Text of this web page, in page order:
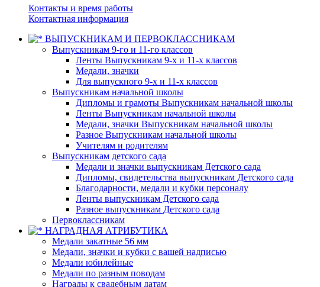
Контакты и время работы
Контактная информация
ВЫПУСКНИКАМ И ПЕРВОКЛАССНИКАМ
Выпускникам 9-го и 11-го классов
Ленты Выпускникам 9-х и 11-х классов
Медали, значки
Для выпускного 9-х и 11-х классов
Выпускникам начальной школы
Дипломы и грамоты Выпускникам начальной школы
Ленты Выпускникам начальной школы
Медали, значки Выпускникам начальной школы
Разное Выпускникам начальной школы
Учителям и родителям
Выпускникам детского сада
Медали и значки выпускникам Детского сада
Дипломы, свидетельства выпускникам Детского сада
Благодарности, медали и кубки персоналу
Ленты выпускникам Детского сада
Разное выпускникам Детского сада
Первоклассникам
НАГРАДНАЯ АТРИБУТИКА
Медали закатные 56 мм
Медали, значки и кубки с вашей надписью
Медали юбилейные
Медали по разным поводам
Награды к свадебным датам